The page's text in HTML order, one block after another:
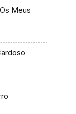
Meus